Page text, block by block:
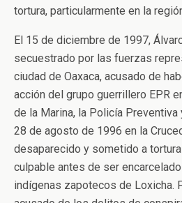
tortura, particularmente en la
El 15 de diciembre de 1997,
secuestrado por las fuerzas
ciudad de Oaxaca, acusado de
acción del grupo guerrillero EPR
de la Marina, la Policía
28 de agosto de 1996 en la
desaparecido y sometido a
culpable antes de ser
indígenas zapotecos de Loxicha.